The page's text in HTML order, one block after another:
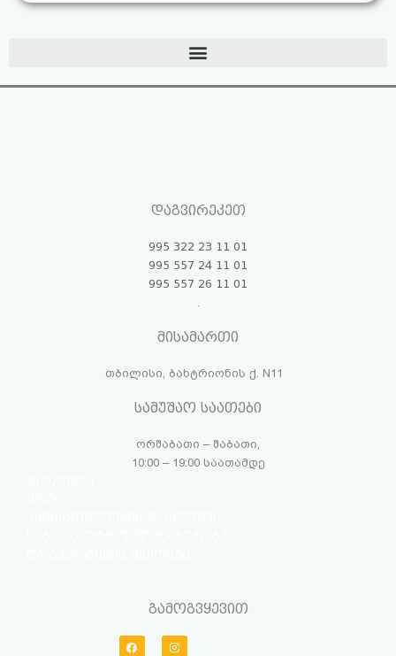
დაგვირეკეთ
995 322 23 11 01
995 557 24 11 01
995 557 26 11 01
მისამართი
თბილისი, ბახტრიონის ქ. N11
სამუშაო საათები
ორშაბათი – შაბათი,
10:00 – 19:00 საათამდე
გამოგვყევით
F
a
I
n